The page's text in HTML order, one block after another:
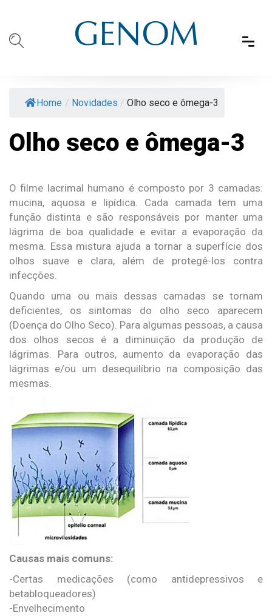
Home / Novidades / Olho seco e ômega-3
Olho seco e ômega-3
O filme lacrimal humano é composto por 3 camadas:
mucina, aquosa e lipídica. Cada camada tem uma
função distinta e são responsáveis por manter uma
lágrima de boa qualidade e evitar a evaporação da
mesma. Essa mistura ajuda a tornar a superfície dos
olhos suave e clara, além de protegê-los contra
infecções.
Quando uma ou mais dessas camadas se tornam
deficientes, os sintomas do olho seco aparecem
(Doença do Olho Seco). Para algumas pessoas, a causa
dos olhos secos é a diminuição da produção de
lágrimas. Para outros, aumento da evaporação das
lágrimas e/ou um desequilíbrio na composição das
mesmas.
Causas mais comuns:
-Certas medicações (como antidepressivos e
betabloqueadores)
-Envelhecimento